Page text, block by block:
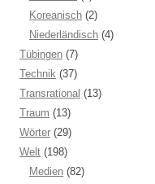
Koreanisch (2)
Niederländisch (4)
Tübingen (7)
Technik (37)
Transrational (13)
Traum (13)
Wörter (29)
Welt (198)
Medien (82)